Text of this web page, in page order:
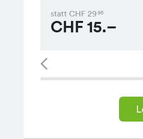
statt CHF 2995
CHF 15.–